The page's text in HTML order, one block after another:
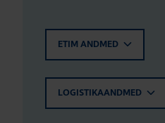
ETIM ANDMED
LOGISTIKAANDMED